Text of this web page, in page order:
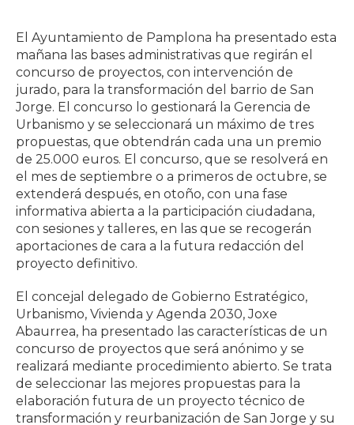
El Ayuntamiento de Pamplona ha presentado esta
mañana las bases administrativas que regirán el
concurso de proyectos, con intervención de
jurado, para la transformación del barrio de San
Jorge. El concurso lo gestionará la Gerencia de
Urbanismo y se seleccionará un máximo de tres
propuestas, que obtendrán cada una un premio
de 25.000 euros. El concurso, que se resolverá en
el mes de septiembre o a primeros de octubre, se
extenderá después, en otoño, con una fase
informativa abierta a la participación ciudadana,
con sesiones y talleres, en las que se recogerán
aportaciones de cara a la futura redacción del
proyecto definitivo.
El concejal delegado de Gobierno Estratégico,
Urbanismo, Vivienda y Agenda 2030, Joxe
Abaurrea, ha presentado las características de un
concurso de proyectos que será anónimo y se
realizará mediante procedimiento abierto. Se trata
de seleccionar las mejores propuestas para la
elaboración futura de un proyecto técnico de
transformación y reurbanización de San Jorge y su